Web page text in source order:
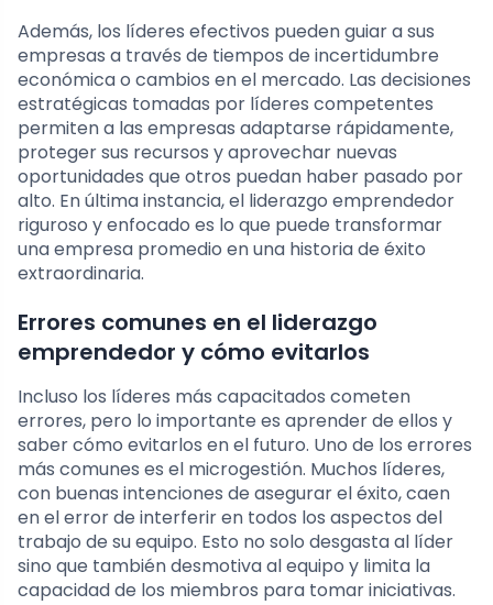
Además, los líderes efectivos pueden guiar a sus
empresas a través de tiempos de incertidumbre
económica o cambios en el mercado. Las decisiones
estratégicas tomadas por líderes competentes
permiten a las empresas adaptarse rápidamente,
proteger sus recursos y aprovechar nuevas
oportunidades que otros puedan haber pasado por
alto. En última instancia, el liderazgo emprendedor
riguroso y enfocado es lo que puede transformar
una empresa promedio en una historia de éxito
extraordinaria.
Errores comunes en el liderazgo
emprendedor y cómo evitarlos
Incluso los líderes más capacitados cometen
errores, pero lo importante es aprender de ellos y
saber cómo evitarlos en el futuro. Uno de los errores
más comunes es el microgestión. Muchos líderes,
con buenas intenciones de asegurar el éxito, caen
en el error de interferir en todos los aspectos del
trabajo de su equipo. Esto no solo desgasta al líder
sino que también desmotiva al equipo y limita la
capacidad de los miembros para tomar iniciativas.